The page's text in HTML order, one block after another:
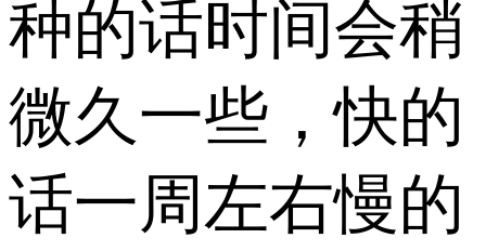
种的话时间会稍
微久一些，快的
话一周左右慢的